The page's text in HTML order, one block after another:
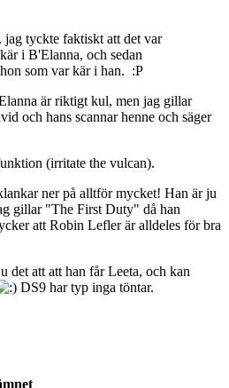
tyckte faktiskt att det var
i B'Elanna, och sedan
som var kär i han. :P
är riktigt kul, men jag gillar
och hans scannar henne och säger
(irritate the vulcan).
ner på alltför mycket! Han är ju
gillar "The First Duty" då han
att Robin Lefler är alldeles för bra
det att att han får Leeta, och kan
DS9 har typ inga töntar.